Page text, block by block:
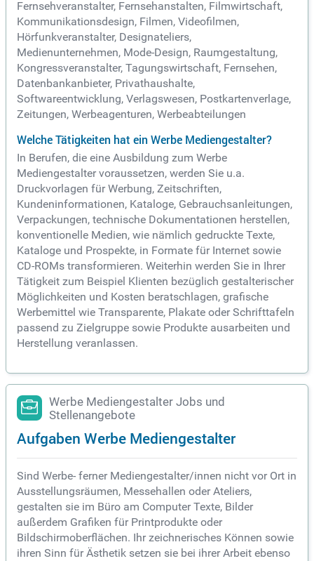
Fernsehveranstalter, Fernsehanstalten, Filmwirtschaft,
Kommunikationsdesign, Filmen, Videofilmen,
Hörfunkveranstalter, Designateliers,
Medienunternehmen, Mode-Design, Raumgestaltung,
Kongressveranstalter, Tagungswirtschaft, Fernsehen,
Datenbankanbieter, Privathaushalte,
Softwareentwicklung, Verlagswesen, Postkartenverlage,
Zeitungen, Werbeagenturen, Werbeabteilungen
Welche Tätigkeiten hat ein Werbe Mediengestalter?
In Berufen, die eine Ausbildung zum Werbe
Mediengestalter voraussetzen, werden Sie u.a.
Druckvorlagen für Werbung, Zeitschriften,
Kundeninformationen, Kataloge, Gebrauchsanleitungen,
Verpackungen, technische Dokumentationen herstellen,
konventionelle Medien, wie nämlich gedruckte Texte,
Kataloge und Prospekte, in Formate für Internet sowie
CD-ROMs transformieren. Weiterhin werden Sie in Ihrer
Tätigkeit zum Beispiel Klienten bezüglich gestalterischer
Möglichkeiten und Kosten beratschlagen, grafische
Werbemittel wie Transparente, Plakate oder Schrifttafeln
passend zu Zielgruppe sowie Produkte ausarbeiten und
Herstellung veranlassen.
Werbe Mediengestalter Jobs und
Stellenangebote
Aufgaben Werbe Mediengestalter
Sind Werbe- ferner Mediengestalter/innen nicht vor Ort in
Ausstellungsräumen, Messehallen oder Ateliers,
gestalten sie im Büro am Computer Texte, Bilder
außerdem Grafiken für Printprodukte oder
Bildschirmoberflächen. Ihr zeichnerisches Können sowie
ihren Sinn für Ästhetik setzen sie bei ihrer Arbeit ebenso